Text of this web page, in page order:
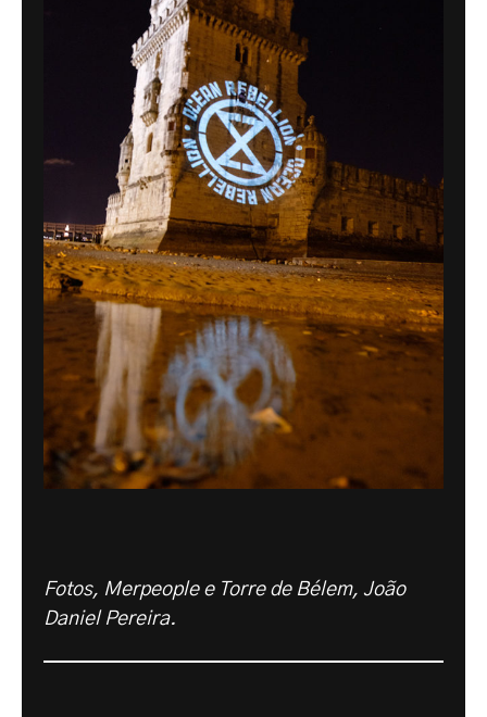
Fotos, Merpeople e Torre de Bélem, João
Daniel Pereira.